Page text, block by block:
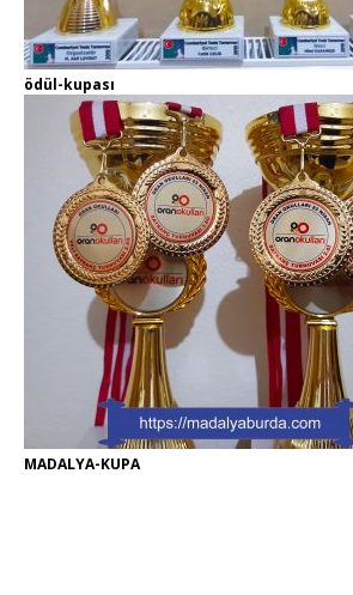
ödül-kupası
MADALYA-KUPA